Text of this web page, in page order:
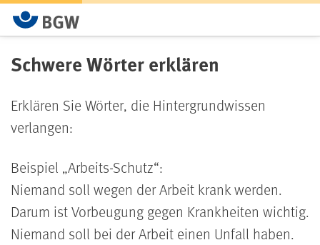
Schwere Wörter erklären
Erklären Sie Wörter, die Hintergrundwissen
verlangen:
Beispiel „Arbeits-Schutz“:
Niemand soll wegen der Arbeit krank werden.
Darum ist Vorbeugung gegen Krankheiten wichtig.
Niemand soll bei der Arbeit einen Unfall haben.